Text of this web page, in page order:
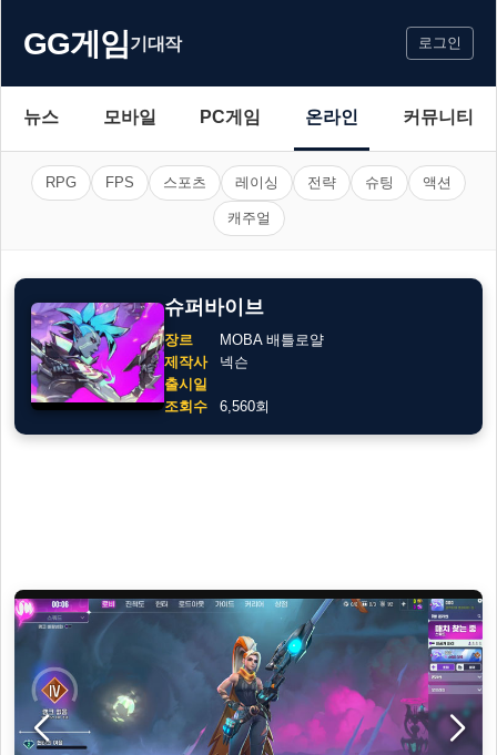
GG게임기대작 로그인
뉴스 모바일 PC게임 온라인 커뮤니티
RPG FPS 스포츠 레이싱 전략 슈팅 액션
캐주얼
슈퍼바이브
장르
MOBA 배틀로얄
제작사
넥슨
출시일
조회수
6,560회